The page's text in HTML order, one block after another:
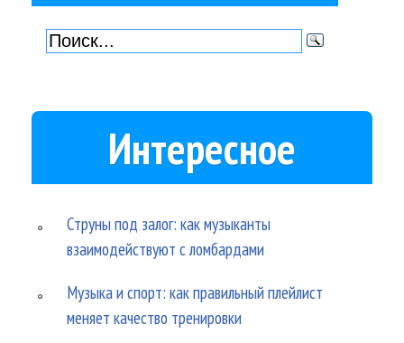
Интересное
Струны под залог: как музыканты
взаимодействуют с ломбардами
Музыка и спорт: как правильный плейлист
меняет качество тренировки